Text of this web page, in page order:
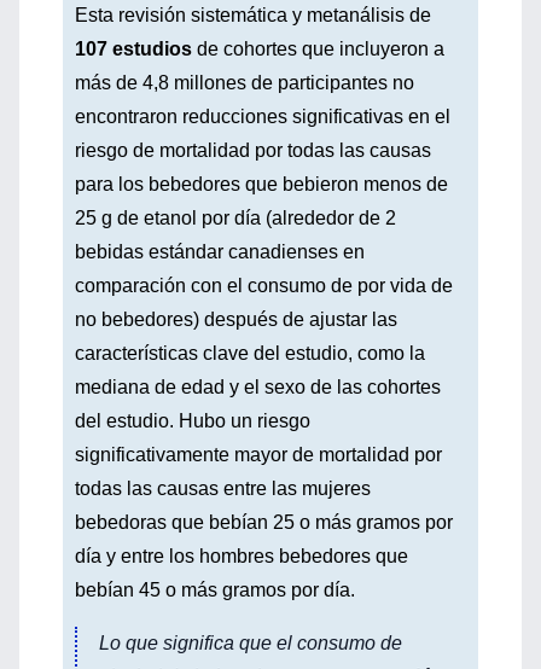
Esta revisión sistemática y metanálisis de
107 estudios de cohortes que incluyeron a
más de 4,8 millones de participantes no
encontraron reducciones significativas en el
riesgo de mortalidad por todas las causas
para los bebedores que bebieron menos de
25 g de etanol por día (alrededor de 2
bebidas estándar canadienses en
comparación con el consumo de por vida de
no bebedores) después de ajustar las
características clave del estudio, como la
mediana de edad y el sexo de las cohortes
del estudio. Hubo un riesgo
significativamente mayor de mortalidad por
todas las causas entre las mujeres
bebedoras que bebían 25 o más gramos por
día y entre los hombres bebedores que
bebían 45 o más gramos por día.
Lo que significa que el consumo de